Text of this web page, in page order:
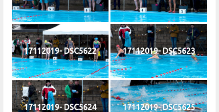
17112019- DSC5622 17112019- DSC5623
17112019- DSC5624 17112019- DSC5625